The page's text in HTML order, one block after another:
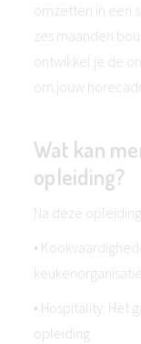
omzetten in een
zes maanden
ontwikkel je de
om jouw
Wat kan
opleiding?
Na deze
•
• Hospitality: Het
opleiding